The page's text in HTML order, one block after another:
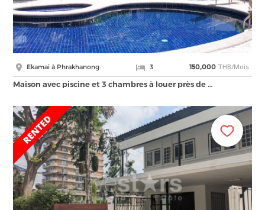
Ekamai à Phrakhanong 3 150,000 THB/Mois
Maison avec piscine et 3 chambres à louer près de …